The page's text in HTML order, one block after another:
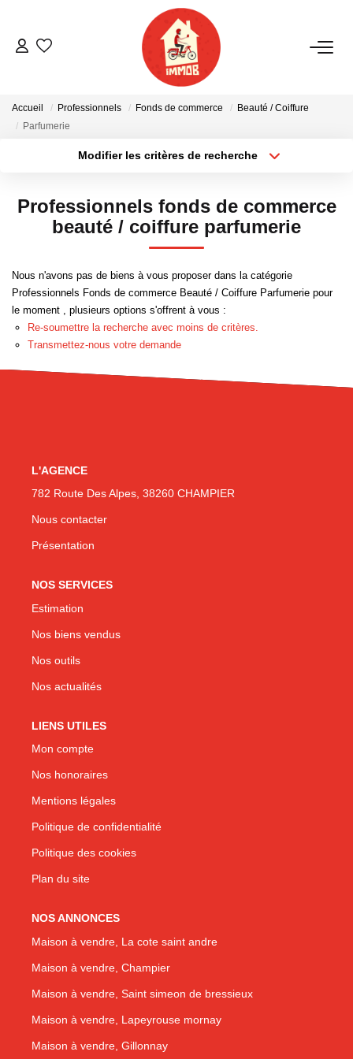
ACHETER
NOTRE AGENCE
Qui Sommes-Nous
Notre Équipe
Nous Rejoindre
Nos Actualités
Accueil Professionnels Fonds de commerce
Beauté / Coiffure
Parfumerie
Modifier les critères de recherche
Plus de critères Créer une alerte
Professionnels fonds de commerce
beauté / coiffure parfumerie
Nous n'avons pas de biens à vous proposer dans la catégorie
Professionnels Fonds de commerce Beauté / Coiffure Parfumerie pour
le moment , plusieurs options s'offrent à vous :
Re-soumettre la recherche avec moins de critères.
Transmettez-nous votre demande
L'AGENCE
782 Route Des Alpes, 38260 CHAMPIER
Nous contacter
Présentation
NOS SERVICES
Estimation
Nos biens vendus
Nos outils
Nos actualités
LIENS UTILES
Mon compte
Nos honoraires
Mentions légales
Politique de confidentialité
Politique des cookies
Plan du site
NOS ANNONCES
Maison à vendre, La cote saint andre
Maison à vendre, Champier
Maison à vendre, Saint simeon de bressieux
Maison à vendre, Lapeyrouse mornay
Maison à vendre, Gillonnay